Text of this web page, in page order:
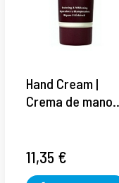
Hand Cream |
Crema de manos
11,35 €